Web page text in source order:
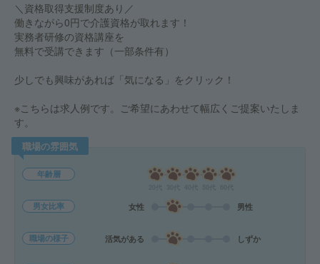
＼資格取得支援制度あり／
働きながら0円で介護資格が取れます！
実務者研修の資格講座を
無料で受講できます（一部条件有）
少しでも興味があれば「気になる」をクリック！
※こちらは求人例です。ご希望にあわせて幅広くご提案いたしま
す。
職場の雰囲気
年齢層
男女比率 女性 男性
職場の様子 活気がある しずか